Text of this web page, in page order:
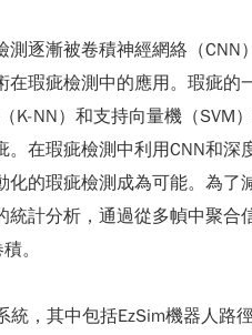
逐漸被卷積神經網絡（
瑕疵檢測中的應用。瑕疵
NN）和支持向量機（
在瑕疵檢測中利用CNN和
的瑕疵檢測成為可能。為
計分析，通過從多幀中聚
。
，其中包括EzSim機器人